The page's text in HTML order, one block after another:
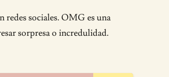
redes sociales. OMG es una
sorpresa o incredulidad.